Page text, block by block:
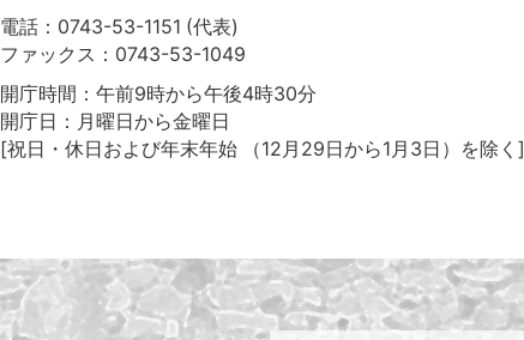
電話：0743-53-1151 (代表)
ファックス：0743-53-1049
開庁時間：午前9時から午後4時30分
開庁日：月曜日から金曜日
[祝日・休日および年末年始
（12月29日から1月3日）を除く]